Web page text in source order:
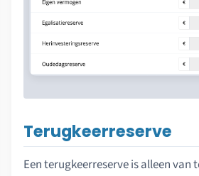
Terugkeerreserve
Een terugkeerreserve is alleen van